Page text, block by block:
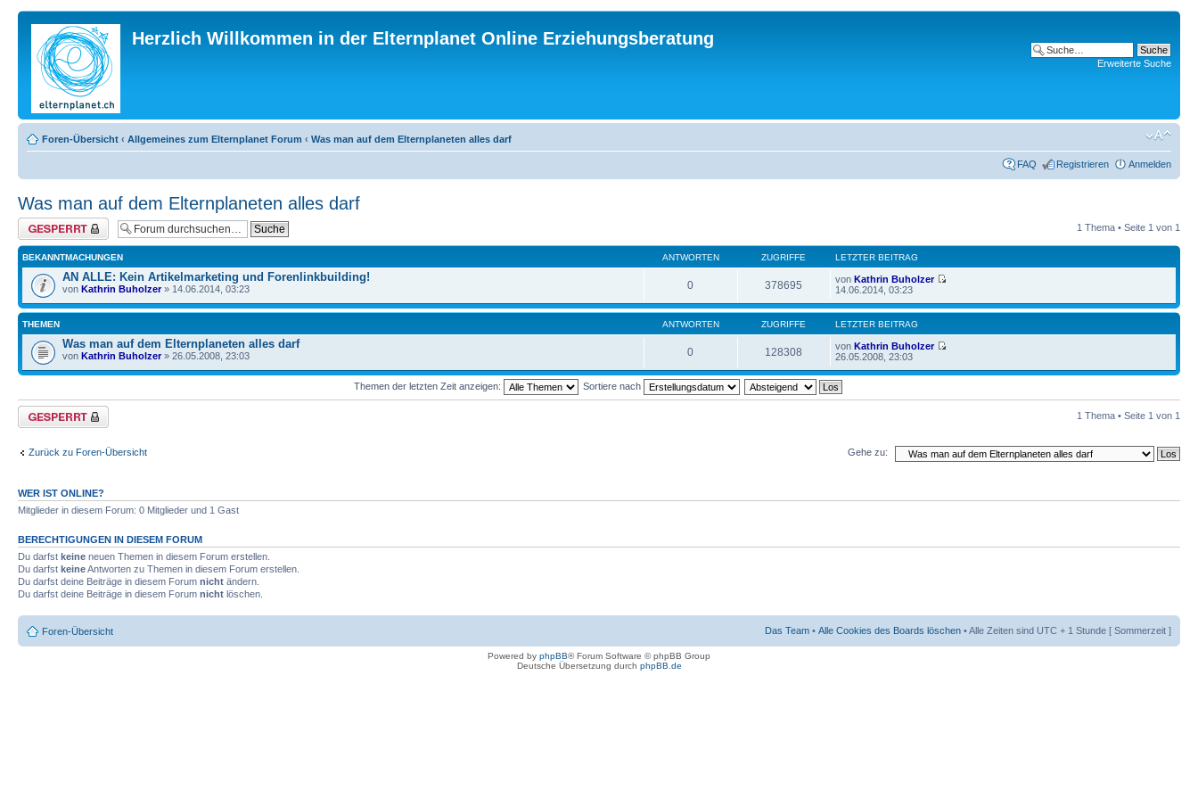
Herzlich Willkommen in der Elternplanet Online Erziehungsberatung
Erweiterte Suche
Foren-Übersicht ‹ Allgemeines zum Elternplanet Forum ‹ Was man auf dem Elternplaneten alles darf
FAQ Registrieren Anmelden
Was man auf dem Elternplaneten alles darf
Forum gesperrt 1 Thema • Seite 1 von 1
BEKANNTMACHUNGEN ANTWORTEN ZUGRIFFE LETZTER BEITRAG
AN ALLE: Kein Artikelmarketing und Forenlinkbuilding!
von Kathrin Buholzer» 14.06.2014, 03:23 0 378695 vonKathrin Buholzer
14.06.2014, 03:23
THEMEN ANTWORTEN ZUGRIFFE LETZTER BEITRAG
Was man auf dem Elternplaneten alles darf
von Kathrin Buholzer» 26.05.2008, 23:03 0 128308 vonKathrin Buholzer
26.05.2008, 23:03
Themen der letzten Zeit anzeigen: Sortiere nach
Forum gesperrt 1 Thema • Seite 1 von 1
Zurück zu Foren-Übersicht Gehe zu:
WER IST ONLINE?
Mitglieder in diesem Forum: 0 Mitglieder und 1 Gast
BERECHTIGUNGEN IN DIESEM FORUM
Du darfst keine neuen Themen in diesem Forum erstellen.
Du darfst keineAntworten zu Themen in diesem Forum erstellen.
Du darfst deine Beiträge in diesem Forum nicht ändern.
Du darfst deine Beiträge in diesem Forum nicht löschen.
Foren-Übersicht Das Team • Alle Cookies des Boards löschen • Alle Zeiten sind UTC + 1 Stunde [ Sommerzeit ]
Powered by phpBB® Forum Software © phpBB Group
Deutsche Übersetzung durch phpBB.de